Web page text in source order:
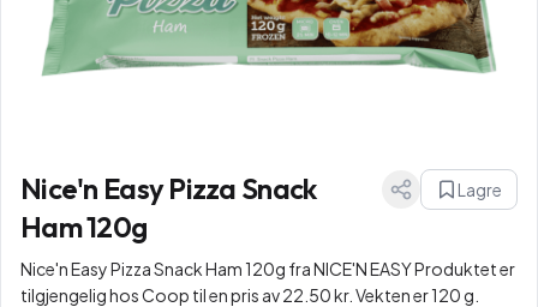
Nice'n Easy Pizza Snack
Ham 120g
Lagre
Nice'n Easy Pizza Snack Ham 120g fra NICE'N EASY Produktet er
tilgjengelig hos Coop til en pris av 22.50 kr. Vekten er 120 g.